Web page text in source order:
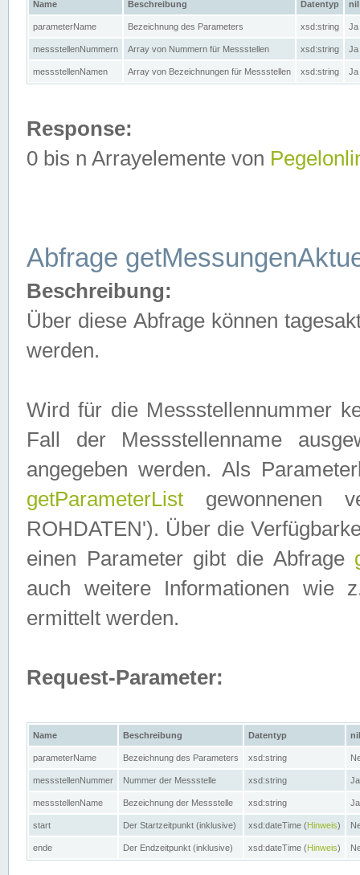
Name Beschreibung Datentyp nil
parameterName Bezeichnung des Parameters xsd:string Ja
messstellenNummern Array von Nummern für Messstellen xsd:string Ja
messstellenNamen Array von Bezeichnungen für Messstellen xsd:string Ja
Response:
0 bis n Arrayelemente von
Abfrage
Beschreibung:
Über diese Abfrage können
werden.
Wird für die Messstellennummer
Fall der Messstellenname
angegeben werden. Als
getParameterList gewonnenen
ROHDATEN'). Über die
einen Parameter gibt die Abfrage
auch weitere Informationen wie
ermittelt werden.
Request-Parameter:
Name Beschreibung Datentyp nil
parameterName Bezeichnung des Parameters xsd:string
messstellenNummer Nummer der Messstelle xsd:string Ja
messstellenName Bezeichnung der Messstelle xsd:string Ja
start Der Startzeitpunkt (inklusive) xsd:dateTime (Hinweis)
ende Der Endzeitpunkt (inklusive) xsd:dateTime (Hinweis)